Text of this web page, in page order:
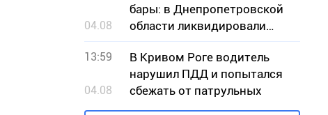
04.08
бары: в Днепропетровской
области ликвидировали
канал сбыта кратома
13:59
04.08
В Кривом Роге водитель
нарушил ПДД и попытался
сбежать от патрульных